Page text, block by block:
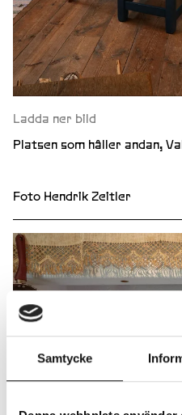
Samtycke
Ladda ner bild
Platsen som håller andan,
Foto Hendrik Zeitler